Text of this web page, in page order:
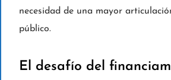
necesidad de una mayor
público.
El desafío del